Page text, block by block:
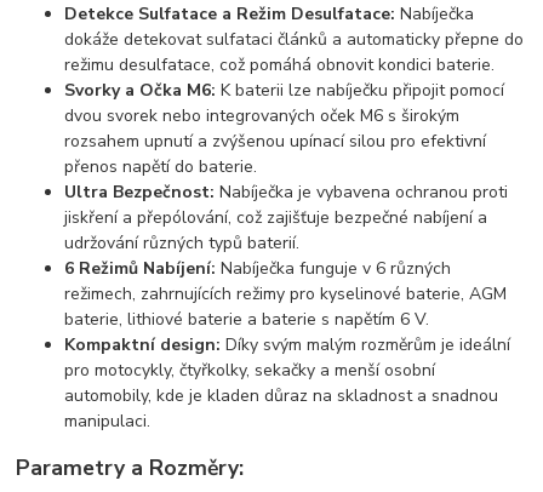
Detekce Sulfatace a Režim Desulfatace: Nabíječka
dokáže detekovat sulfataci článků a automaticky přepne do
režimu desulfatace, což pomáhá obnovit kondici baterie.
Svorky a Očka M6: K baterii lze nabíječku připojit pomocí
dvou svorek nebo integrovaných oček M6 s širokým
rozsahem upnutí a zvýšenou upínací silou pro efektivní
přenos napětí do baterie.
Ultra Bezpečnost: Nabíječka je vybavena ochranou proti
jiskření a přepólování, což zajišťuje bezpečné nabíjení a
udržování různých typů baterií.
6 Režimů Nabíjení: Nabíječka funguje v 6 různých
režimech, zahrnujících režimy pro kyselinové baterie, AGM
baterie, lithiové baterie a baterie s napětím 6 V.
Kompaktní design: Díky svým malým rozměrům je ideální
pro motocykly, čtyřkolky, sekačky a menší osobní
automobily, kde je kladen důraz na skladnost a snadnou
manipulaci.
Parametry a Rozměry: